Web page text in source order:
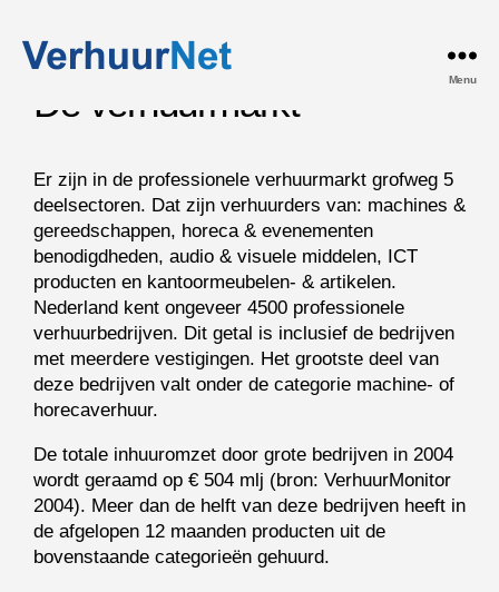
Menu
De verhuurmarkt
Er zijn in de professionele verhuurmarkt grofweg 5
deelsectoren. Dat zijn verhuurders van: machines &
gereedschappen, horeca & evenementen
benodigdheden, audio & visuele middelen, ICT
producten en kantoormeubelen- & artikelen.
Nederland kent ongeveer 4500 professionele
verhuurbedrijven. Dit getal is inclusief de bedrijven
met meerdere vestigingen. Het grootste deel van
deze bedrijven valt onder de categorie machine- of
horecaverhuur.
De totale inhuuromzet door grote bedrijven in 2004
wordt geraamd op € 504 mlj (bron: VerhuurMonitor
2004). Meer dan de helft van deze bedrijven heeft in
de afgelopen 12 maanden producten uit de
bovenstaande categorieën gehuurd.